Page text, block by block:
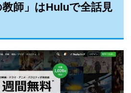
教師」はHuluで全話見